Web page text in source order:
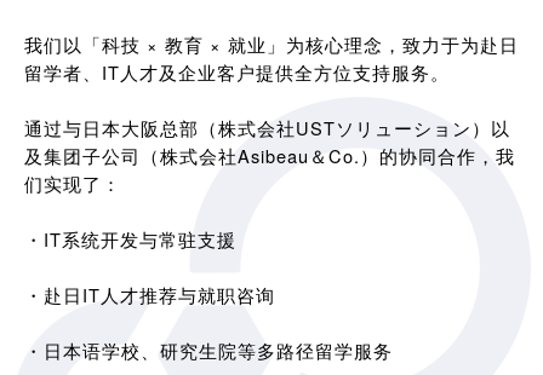
我们以「科技 × 教育 × 就业」为核心理念，致力于为赴日
留学者、IT人才及企业客户提供全方位支持服务。
通过与日本大阪总部（株式会社USTソリューション）以
及集团子公司（株式会社Asibeau＆Co.）的协同合作，我
们实现了：
・IT系统开发与常驻支援
・赴日IT人才推荐与就职咨询
・日本语学校、研究生院等多路径留学服务